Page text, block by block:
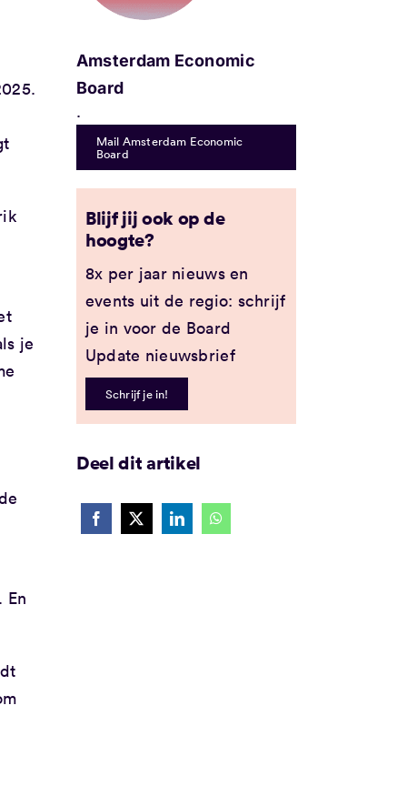
je
En
Amsterdam Economic
Board
.
Mail Amsterdam Economic
Board
Blijf jij ook op de
hoogte?
8x per jaar nieuws en
events uit de regio: schrijf
je in voor de Board
Update nieuwsbrief
Schrijf je in!
Deel dit artikel